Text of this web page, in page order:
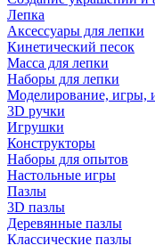
Лепка
Аксессуары для лепки
Кинетический песок
Масса для лепки
Наборы для лепки
Моделирование, игры,
3D ручки
Игрушки
Конструкторы
Наборы для опытов
Настольные игры
Пазлы
3D пазлы
Деревянные пазлы
Классические пазлы